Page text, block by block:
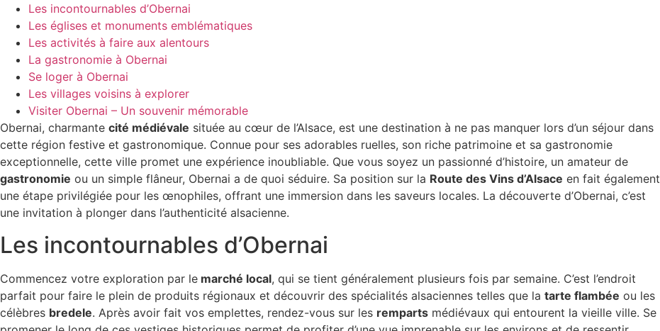
Les incontournables d’Obernai
Les églises et monuments emblématiques
Les activités à faire aux alentours
La gastronomie à Obernai
Se loger à Obernai
Les villages voisins à explorer
Visiter Obernai – Un souvenir mémorable
Obernai, charmante cité médiévale située au cœur de l’Alsace, est une destination à ne pas manquer lors d’un séjour dans
cette région festive et gastronomique. Connue pour ses adorables ruelles, son riche patrimoine et sa gastronomie
exceptionnelle, cette ville promet une expérience inoubliable. Que vous soyez un passionné d’histoire, un amateur de
gastronomie ou un simple flâneur, Obernai a de quoi séduire. Sa position sur la Route des Vins d’Alsace en fait également
une étape privilégiée pour les œnophiles, offrant une immersion dans les saveurs locales. La découverte d’Obernai, c’est
une invitation à plonger dans l’authenticité alsacienne.
Les incontournables d’Obernai
Commencez votre exploration par le marché local, qui se tient généralement plusieurs fois par semaine. C’est l’endroit
parfait pour faire le plein de produits régionaux et découvrir des spécialités alsaciennes telles que la tarte flambée ou les
célèbres bredele. Après avoir fait vos emplettes, rendez-vous sur les remparts médiévaux qui entourent la vieille ville. Se